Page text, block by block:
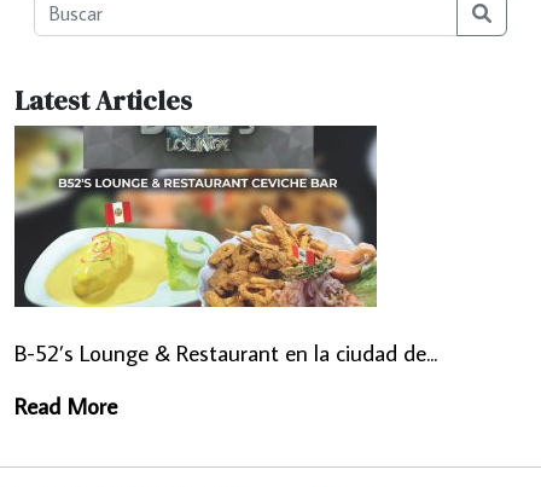
Latest Articles
B-52’s Lounge & Restaurant en la ciudad de...
Read More